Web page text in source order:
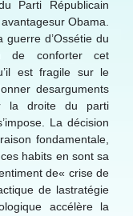
Parti Républicain
Obama.
d’Ossétie du
de conforter cet
est fragile sur le
desarguments
la droite du parti
La décision
fondamentale,
habits en sont sa
de« crise de
de lastratégie
accélère la